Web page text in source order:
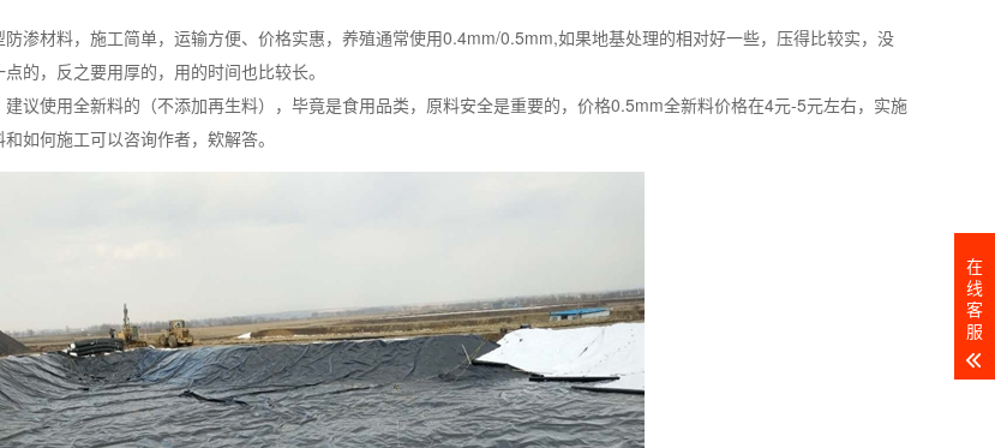
渗材料，施工简单，运输方便、价格实惠，养殖通常使用0.4mm/0.5mm,如果地基处理的相对好一些，压得比较实，没
的，反之要用厚的，用的时间也比较长。
议使用全新料的（不添加再生料），毕竟是食用品类，原料安全是重要的，价格0.5mm全新料价格在4元-5元左右，实施
如何施工可以咨询作者，欸解答。
在
线
客
服